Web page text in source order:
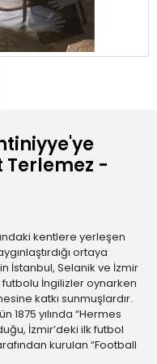
Terlemez -
kentlere yerleşen
ortaya
İstanbul, Selanik ve İzmir
İngilizler oynarken
katkı sunmuşlardır.
1875 yılında “Hermes
İzmir’deki ilk futbol
kurulan “Football
İstanbul’da ilk olarak